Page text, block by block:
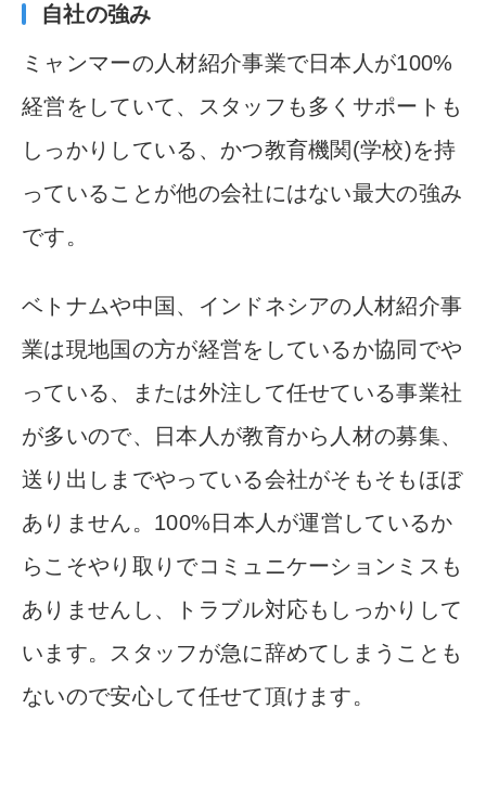
自社の強み
ミャンマーの人材紹介事業で日本人が100%
経営をしていて、ス タッフも多くサポートも
しっかりしている、かつ教育機関(学校)を持
っていることが他の会社にはない最大の強み
です。
ベトナムや中国、インドネシアの人材紹介事
業は現地国の方が経営をしているか協同でや
っている、または外注して任せている事業社
が多いので、
日本人が教育から人材の募集、
送り出しまでやっている会社がそもそもほぼ
ありません。100%日本人が運営しているか
らこそやり取りでコミュニケーションミスも
ありませんし、
トラブル対応もしっかりして
います。スタッフが急に辞めてしまうこ とも
ないので安心して任せて頂けます。